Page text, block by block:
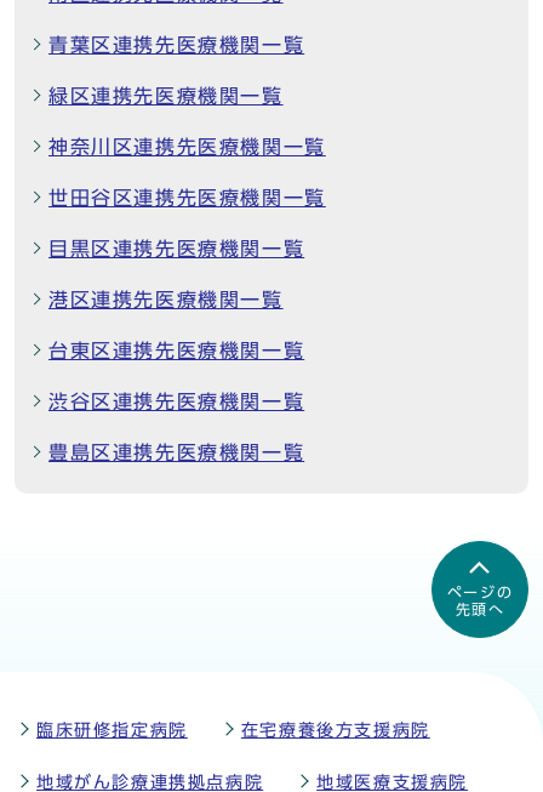
青葉区連携先医療機関一覧
緑区連携先医療機関一覧
神奈川区連携先医療機関一覧
世田谷区連携先医療機関一覧
目黒区連携先医療機関一覧
港区連携先医療機関一覧
台東区連携先医療機関一覧
渋谷区連携先医療機関一覧
豊島区連携先医療機関一覧
ページの
先頭へ
臨床研修指定病院 在宅療養後方支援病院
地域がん診療連携拠点病院 地域医療支援病院